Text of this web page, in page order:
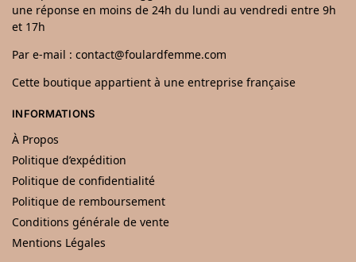
une réponse en moins de 24h du lundi au vendredi entre 9h
et 17h
Par e-mail : contact@foulardfemme.com
Cette boutique appartient à une entreprise française
INFORMATIONS
À Propos
Politique d’expédition
Politique de confidentialité
Politique de remboursement
Conditions générale de vente
Mentions Légales